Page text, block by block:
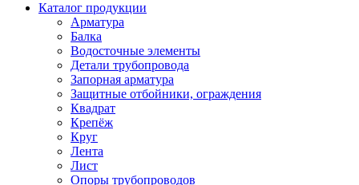
Каталог продукции
Арматура
Балка
Водосточные элементы
Детали трубопровода
Запорная арматура
Защитные отбойники, ограждения
Квадрат
Крепёж
Круг
Лента
Лист
Опоры трубопроводов